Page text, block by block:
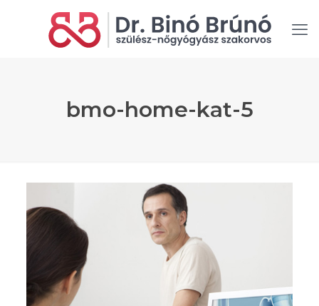
bmo-home-kat-5